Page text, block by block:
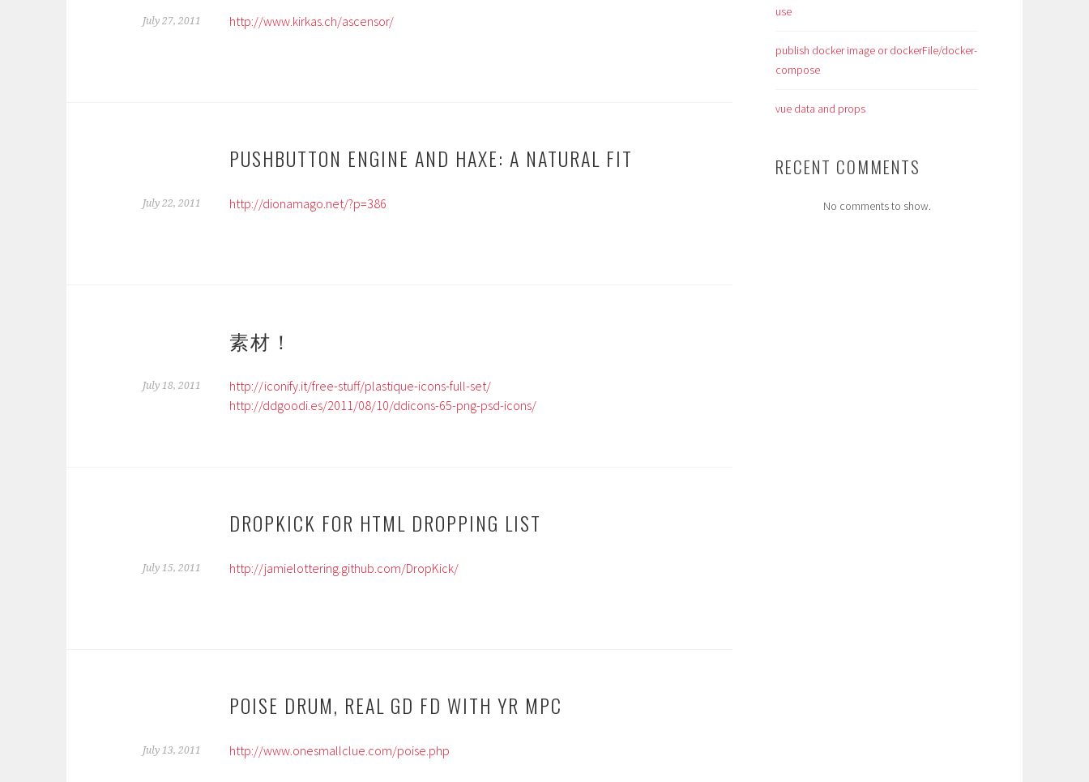
July 27, 2011 http://www.kirkas.ch/ascensor/
PUSHBUTTON ENGINE AND HAXE: A NATURAL FIT
July 22, 2011 http://dionamago.net/?p=386
素材！
July 18, 2011
http://iconify.it/free-stuff/plastique-icons-full-set/
http://ddgoodi.es/2011/08/10/ddicons-65-png-psd-icons/
DROPKICK FOR HTML DROPPING LIST
July 15, 2011 http://jamielottering.github.com/DropKick/
POISE DRUM, REAL GD FD WITH YR MPC
July 13, 2011 http://www.onesmallclue.com/poise.php
use
publish docker image or dockerFile/docker-
compose
vue data and props
RECENT COMMENTS
No comments to show.